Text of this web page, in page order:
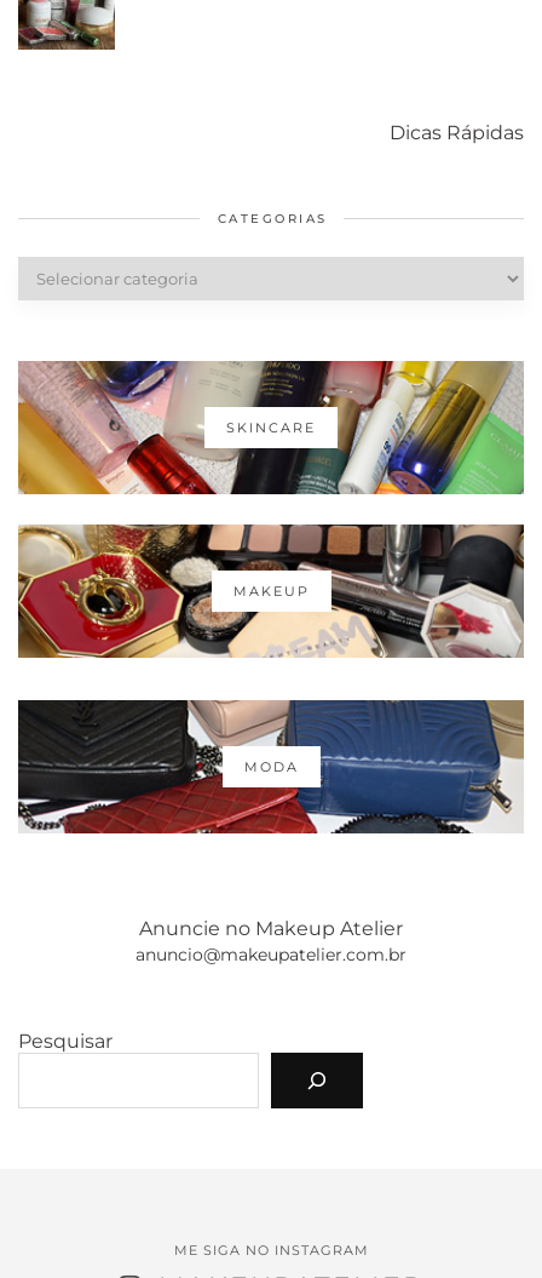
Dicas Rápidas
diários
cabelos
CATEGORIAS
Categorias
SKINCARE
MAKEUP
MODA
Anuncie no Makeup Atelier
anuncio@makeupatelier.com.br
Pesquisar
ME SIGA NO INSTAGRAM